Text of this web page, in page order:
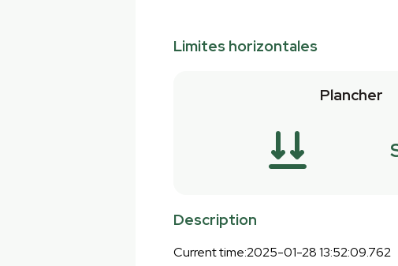
Limites horizontales
Plancher
Description
Current time:2025-01-28 13:52:09.762